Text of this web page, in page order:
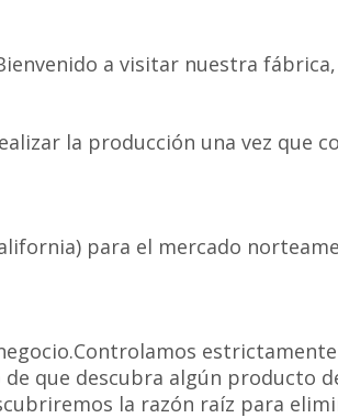
a visitar nuestra
la producción una vez que
para el mercado
que descubra algún producto
la razón raíz para